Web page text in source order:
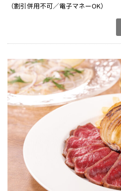
（割引併用不可／電子マネーOK）